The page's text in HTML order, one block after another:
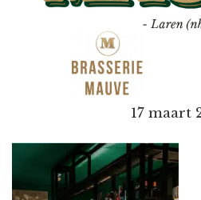
17 maart